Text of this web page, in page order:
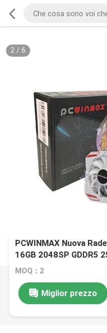
2/ 6
PCWINMAX Nuova
16GB 2048SP GDDR5
Graphics Card con GPU
MOQ：2
Miglior prezzo